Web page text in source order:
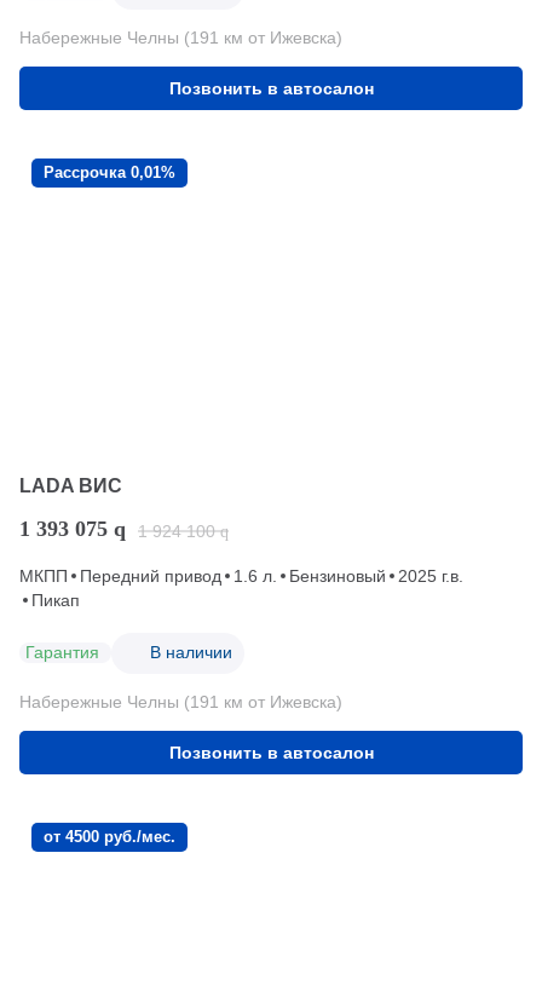
Набережные Челны (191 км от Ижевска)
Позвонить в автосалон
Рассрочка 0,01%
LADA ВИС
1 393 075 q 1 924 100 q
МКПП Передний привод 1.6 л. Бензиновый
2025 г.в.
Пикап
Гарантия В наличии
Набережные Челны (191 км от Ижевска)
Позвонить в автосалон
от 4500 руб./мес.